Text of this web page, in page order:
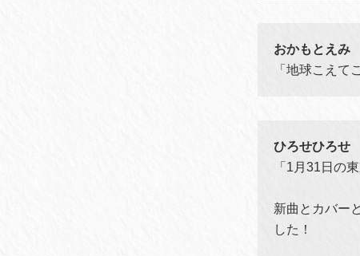
おかもとえみ
「地球こえて
ひろせひろせ
「1月31日の
新曲とカバー
した！